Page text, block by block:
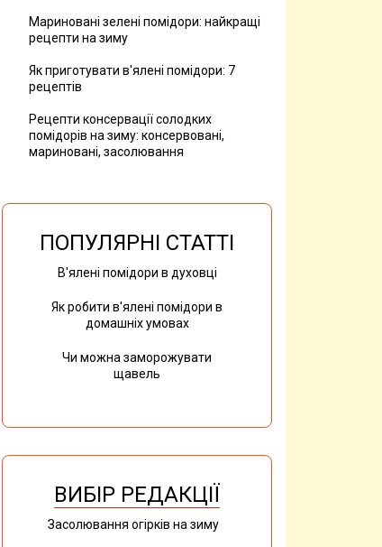
Мариновані зелені помідори: найкращі
рецепти на зиму
Як приготувати в'ялені помідори: 7
рецептів
Рецепти консервації солодких
помідорів на зиму: консервовані,
мариновані, засолювання
ПОПУЛЯРНІ СТАТТІ
В'ялені помідори в духовці
Як робити в'ялені помідори в
домашніх умовах
Чи можна заморожувати
щавель
ВИБІР РЕДАКЦІЇ
Засолювання огірків на зиму